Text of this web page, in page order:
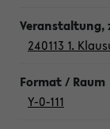
240113 1.
Y-0-111